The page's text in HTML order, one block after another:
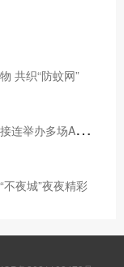
共织“防蚊网”
顺
德陈村接连举办多场AI专题培训
不夜城”夜夜精彩